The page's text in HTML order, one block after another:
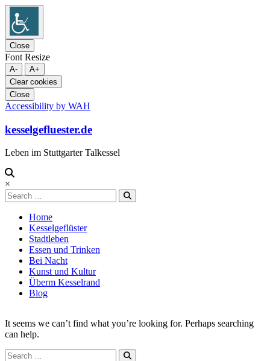
Close
Font Resize
A-
A+
Clear cookies
Close
Accessibility by WAH
to
content
kesselgefluester.de
Leben im Stuttgarter Talkessel
×
Search
Home
Kesselgeflüster
Stadtleben
Essen und Trinken
Bei Nacht
Kunst und Kultur
Überm Kesselrand
Blog
It seems we can’t find what you’re looking for. Perhaps searching
can help.
Search